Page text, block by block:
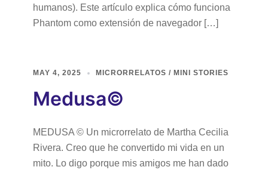
humanos). Este artículo explica cómo funciona
Phantom como extensión de navegador […]
MAY 4, 2025 MICRORRELATOS / MINI STORIES
Medusa©
MEDUSA © Un microrrelato de Martha Cecilia
Rivera. Creo que he convertido mi vida en un
mito. Lo digo porque mis amigos me han dado